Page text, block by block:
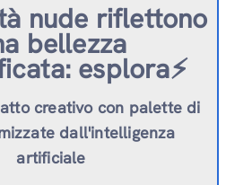
nude riflettono
bellezza
esplora⚡️
creativo con palette di
dall'intelligenza
artificiale